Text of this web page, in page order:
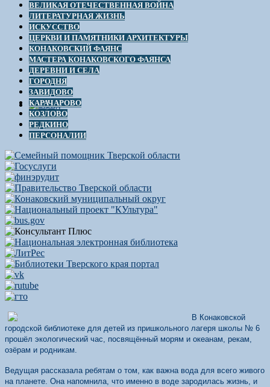
ВЕЛИКАЯ ОТЕЧЕСТВЕННАЯ ВОЙНА
ЛИТЕРАТУРНАЯ ЖИЗНЬ
ИСКУССТВО
ЦЕРКВИ И ПАМЯТНИКИ АРХИТЕКТУРЫ
КОНАКОВСКИЙ ФАЯНС
МАСТЕРА КОНАКОВСКОГО ФАЯНСА
ДЕРЕВНИ И СЕЛА
ГОРОДНЯ
ЗАВИДОВО
КАРАЧАРОВО
КОЗЛОВО
РЕДКИНО
ПЕРСОНАЛИИ
В Конаковской
городской библиотеке для детей из пришкольного лагеря школы № 6
прошёл экологический час, посвящённый морям и океанам, рекам,
озёрам и родникам.
Ведущая рассказала ребятам о том, как важна вода для всего живого
на планете. Она напомнила, что именно в воде зародилась жизнь, и